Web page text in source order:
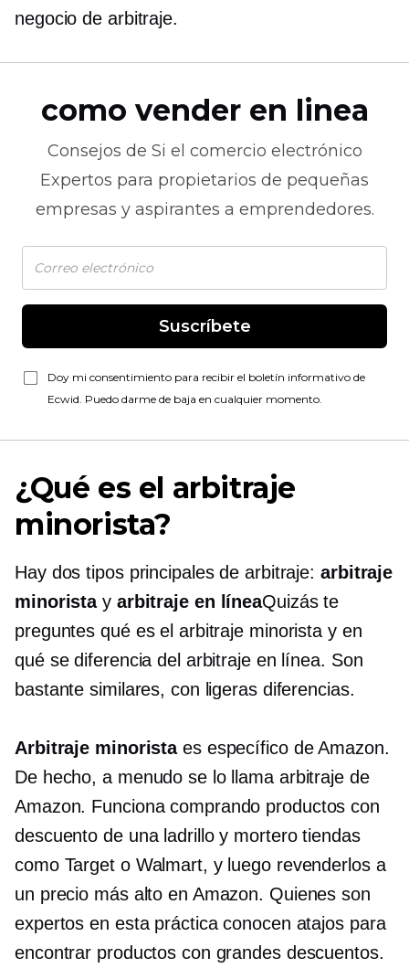
negocio de arbitraje.
como vender en linea
Consejos de Si el comercio electrónico
Expertos para propietarios de pequeñas
empresas y aspirantes a emprendedores.
Suscríbete
Doy mi consentimiento para recibir el boletín informativo de
Ecwid. Puedo darme de baja en cualquier momento.
¿Qué es el arbitraje
minorista?
Hay dos tipos principales de arbitraje: arbitraje
minoristay arbitraje en líneaQuizás te
preguntes qué es el arbitraje minorista y en
qué se diferencia del arbitraje en línea. Son
bastante similares, con ligeras diferencias.
Arbitraje minoristaes específico de Amazon.
De hecho, a menudo se lo llama arbitraje de
Amazon. Funciona comprando productos con
descuento de una ladrillo y morterotiendas
como Target o Walmart, y luego revenderlos a
un precio más alto en Amazon. Quienes son
expertos en esta práctica conocen atajos para
encontrar productos con grandes descuentos.